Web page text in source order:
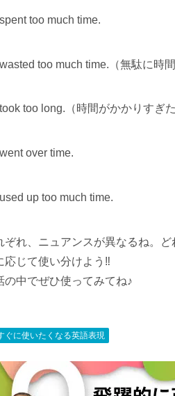
too much time.
too much time.（無駄に時間
too long.（時間がかかりすぎた
over time.
up too much time.
ぞれ、ニュアンスが異なるね。
応じて使い分けよう‼
の中でぜひ使ってみてね♪
ぐに使いたくなる英語表現